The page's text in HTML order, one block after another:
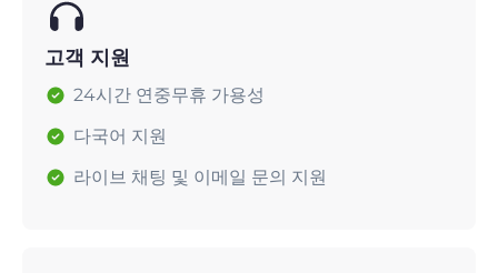
고객 지원
24시간 연중무휴 가용성
다국어 지원
라이브 채팅 및 이메일 문의 지원